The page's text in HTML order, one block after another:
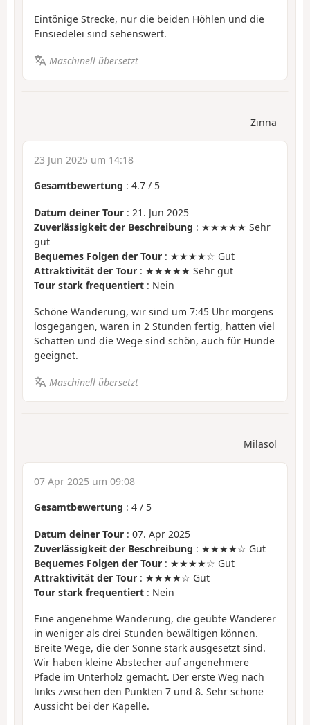
Eintönige Strecke, nur die beiden Höhlen und die
Einsiedelei sind sehenswert.
Maschinell übersetzt
Zinna
23 Jun 2025 um 14:18
Gesamtbewertung : 4.7 / 5
Datum deiner Tour : 21. Jun 2025
Zuverlässigkeit der Beschreibung : ★★★★★ Sehr
gut
Bequemes Folgen der Tour : ★★★★☆ Gut
Attraktivität der Tour : ★★★★★ Sehr gut
Tour stark frequentiert : Nein
Schöne Wanderung, wir sind um 7:45 Uhr morgens
losgegangen, waren in 2 Stunden fertig, hatten viel
Schatten und die Wege sind schön, auch für Hunde
geeignet.
Maschinell übersetzt
Milasol
07 Apr 2025 um 09:08
Gesamtbewertung : 4 / 5
Datum deiner Tour : 07. Apr 2025
Zuverlässigkeit der Beschreibung : ★★★★☆ Gut
Bequemes Folgen der Tour : ★★★★☆ Gut
Attraktivität der Tour : ★★★★☆ Gut
Tour stark frequentiert : Nein
Eine angenehme Wanderung, die geübte Wanderer
in weniger als drei Stunden bewältigen können.
Breite Wege, die der Sonne stark ausgesetzt sind.
Wir haben kleine Abstecher auf angenehmere
Pfade im Unterholz gemacht. Der erste Weg nach
links zwischen den Punkten 7 und 8. Sehr schöne
Aussicht bei der Kapelle.